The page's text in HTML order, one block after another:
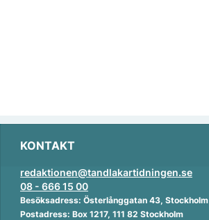
KONTAKT
redaktionen@tandlakartidningen.se
08 - 666 15 00
Besöksadress: Österlånggatan 43, Stockholm
Postadress: Box 1217, 111 82 Stockholm